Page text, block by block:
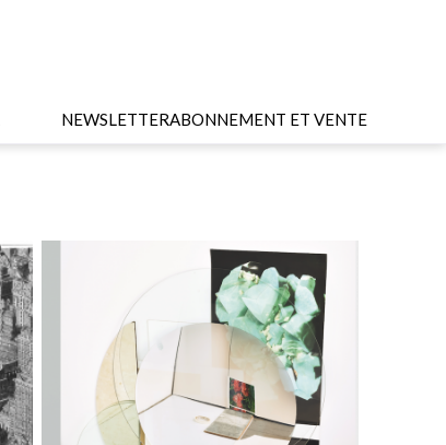
NEWSLETTERABONNEMENT ET VENTE